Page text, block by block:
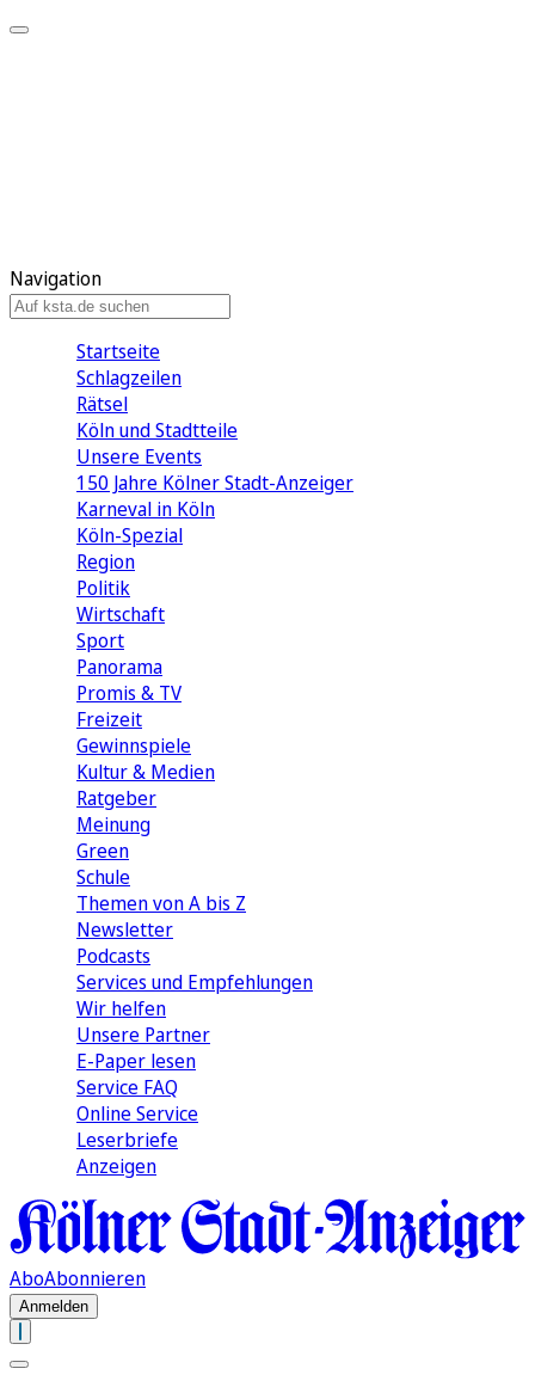
Navigation
Startseite
Schlagzeilen
Rätsel
Köln und Stadtteile
Unsere Events
150 Jahre Kölner Stadt-Anzeiger
Karneval in Köln
Köln-Spezial
Region
Politik
Wirtschaft
Sport
Panorama
Promis & TV
Freizeit
Gewinnspiele
Kultur & Medien
Ratgeber
Meinung
Green
Schule
Themen von A bis Z
Newsletter
Podcasts
Services und Empfehlungen
Wir helfen
Unsere Partner
E-Paper lesen
Service FAQ
Online Service
Leserbriefe
Anzeigen
AboAbonnieren
Anmelden